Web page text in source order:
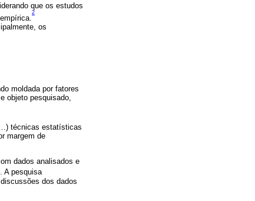
que os estudos
2
os
moldada por fatores
objeto pesquisado,
técnicas estatísticas
margem de
dados analisados e
A pesquisa
dos dados